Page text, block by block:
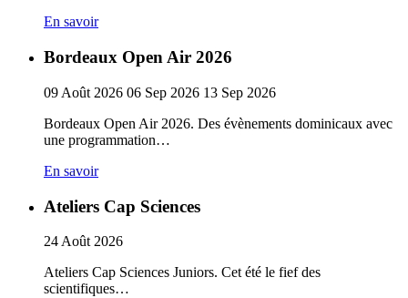
En savoir
Bordeaux Open Air 2026
09 Août 2026 06 Sep 2026 13 Sep 2026
Bordeaux Open Air 2026. Des évènements dominicaux avec
une programmation…
En savoir
Ateliers Cap Sciences
24 Août 2026
Ateliers Cap Sciences Juniors. Cet été le fief des
scientifiques…